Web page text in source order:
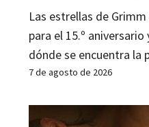
Las estrellas de Grimm
para el 15.º aniversario
dónde se encuentra la
7 de agosto de 2026